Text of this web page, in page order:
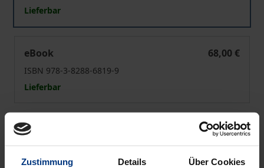
Zustimmung Details Über Cookies
Lieferbar
eBook
68,00 €
ISBN 978-3-8288-6819-9
Lieferbar
Preisangaben inkl. MwSt. Abhängig von der Lieferadresse
kann die MwSt. an der Kasse variieren.